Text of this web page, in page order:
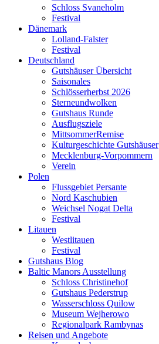
Schloss Svaneholm
Festival
Dänemark
Lolland-Falster
Festival
Deutschland
Gutshäuser Übersicht
Saisonales
Schlösserherbst 2026
Sterneundwolken
Gutshaus Runde
Ausflugsziele
MittsommerRemise
Kulturgeschichte Gutshäuser
Mecklenburg-Vorpommern
Verein
Polen
Flussgebiet Persante
Nord Kaschubien
Weichsel Nogat Delta
Festival
Litauen
Westlitauen
Festival
Gutshaus Blog
Baltic Manors Ausstellung
Schloss Christinehof
Gutshaus Pederstrup
Wasserschloss Quilow
Museum Wejherowo
Regionalpark Rambynas
Reisen und Angebote